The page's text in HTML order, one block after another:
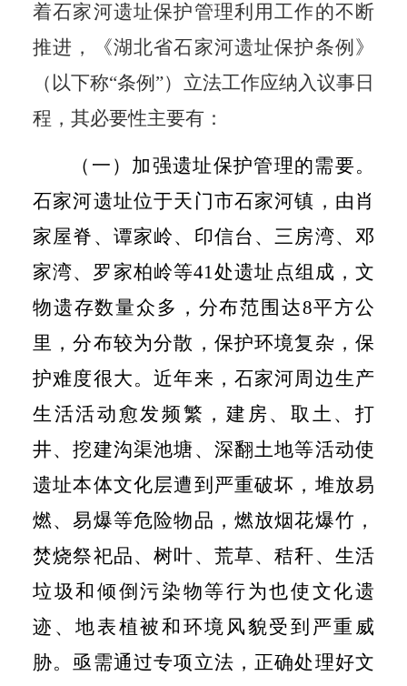
着石家河遗址保护管理利用工作的不断
推进，《湖北省石家河遗址保护条例》
（以下称“条例”）立法工作应纳入议事日
程，其必要性主要有：
（一）加强遗址保护管理的需要。
石家河遗址位于天门市石家河镇，由肖
家屋脊、谭家岭、印信台、三房湾、邓
家湾、罗家柏岭等41处遗址点组成，文
物遗存数量众多，分布范围达8平方公
里，分布较为分散，保护环境复杂，保
护难度很大。近年来，石家河周边生产
生活活动愈发频繁，建房、取土、打
井、挖建沟渠池塘、深翻土地等活动使
遗址本体文化层遭到严重破坏，堆放易
燃、易爆等危险物品，燃放烟花爆竹，
焚烧祭祀品、树叶、荒草、秸秆、生活
垃圾和倾倒污染物等行为也使文化遗
迹、地表植被和环境风貌受到严重威
胁。亟需通过专项立法，正确处理好文